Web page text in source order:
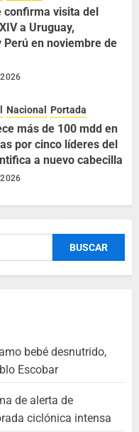
confirma visita del
a Uruguay,
Perú en noviembre de
2026
Nacional Portada
más de 100 mdd en
por cinco líderes del
a nuevo cabecilla
2026
bebé desnutrido,
Escobar
de alerta de
ciclónica intensa